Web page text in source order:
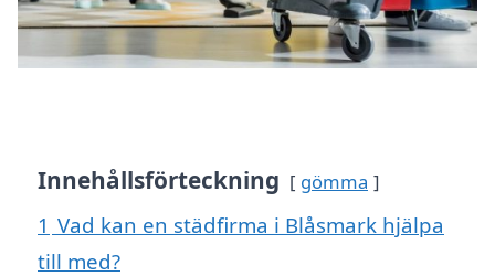
Innehållsförteckning gömma
1 Vad kan en städfirma i Blåsmark hjälpa
till med?